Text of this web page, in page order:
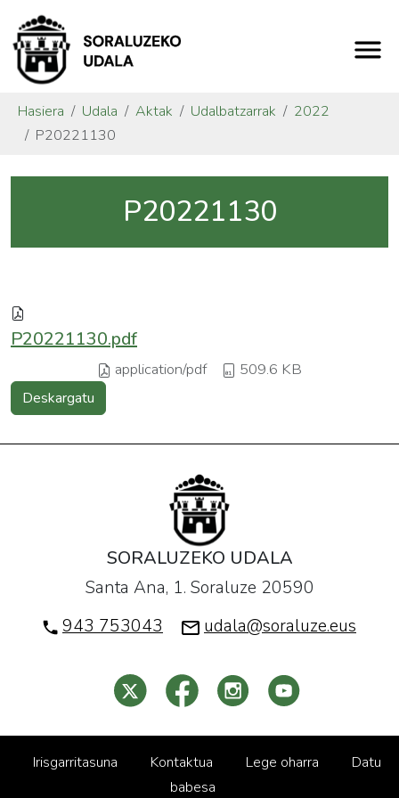
Hasiera Udala Aktak Udalbatzarrak
2022
P20221130
P20221130
P20221130.pdf
application/pdf 509.6 KB
Deskargatu
SORALUZEKO UDALA
Santa Ana, 1. Soraluze 20590
943 753043
udala@soraluze.eus
Irisgarritasuna Kontaktua Lege oharra
Datu
babesa